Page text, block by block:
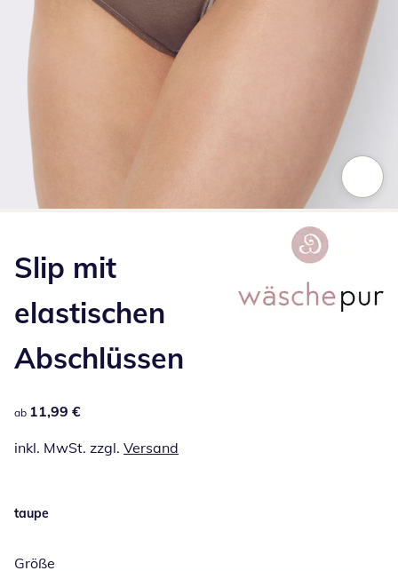
Slip mit
elastischen
Abschlüssen
11,99 €
ab 11,99 €
inkl. MwSt. zzgl. Versand
taupe
Größe